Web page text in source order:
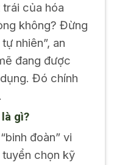
trái của hóa
không? Đừng
nhiên”, an
đang được
Đó chính
gì?
đoàn” vi
chọn kỹ